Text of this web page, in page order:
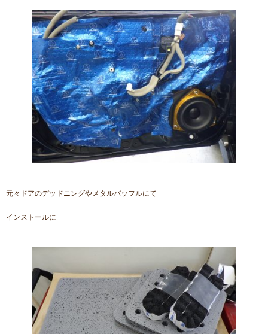
元々ドアのデッドニングやメタルバッフルにて
インストールに